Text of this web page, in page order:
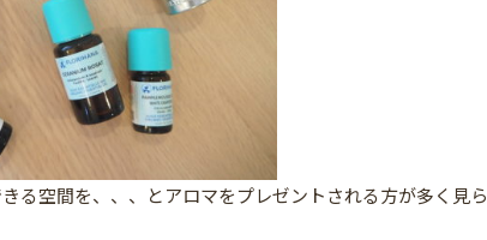
る空間を、、、とアロマをプレゼントされる方が多く見ら